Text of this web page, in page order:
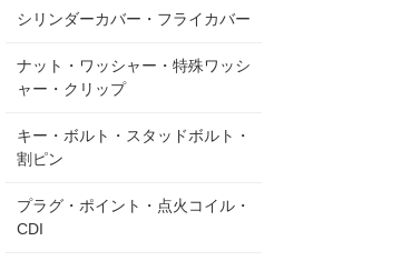
シリンダーカバー・フライカバー
ナット・ワッシャー・特殊ワッシ
ャー・クリップ
キー・ボルト・スタッドボルト・
割ピン
プラグ・ポイント・点火コイル・
CDI